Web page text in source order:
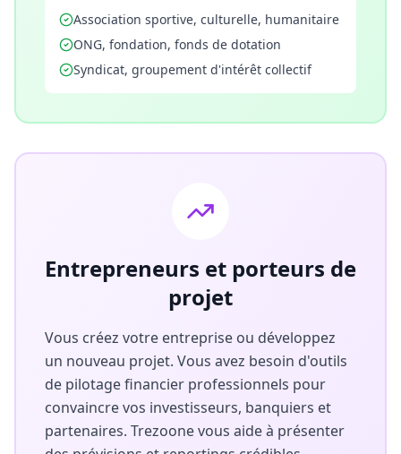
Association sportive, culturelle, humanitaire
ONG, fondation, fonds de dotation
Syndicat, groupement d'intérêt collectif
Entrepreneurs et porteurs de
projet
Vous créez votre entreprise ou développez
un nouveau projet. Vous avez besoin d'outils
de pilotage financier professionnels pour
convaincre vos investisseurs, banquiers et
partenaires. Trezoone vous aide à présenter